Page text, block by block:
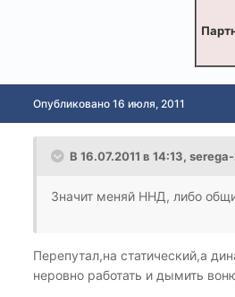
Опубликовано 16 июля, 2011
В 16.07.2011 в 14:13,
Значит меняй ННД, либо
Перепутал,на статический,а
неровно работать и дымить